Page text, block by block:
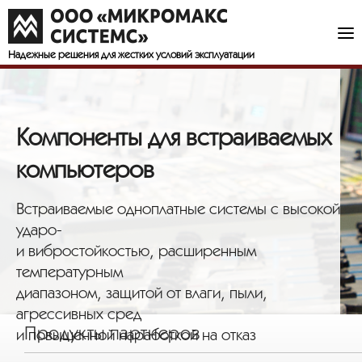
Надежные решения для жестких условий эксплуатации
Компоненты для встраиваемых
компьютеров
Встраиваемые одноплатные системы с высокой
ударо-
и вибростойкостью, расширенным
температурным
диапазоном, защитой от влаги, пыли,
агрессивных сред
и повышенной наработкой на отказ
Продукты партнеров